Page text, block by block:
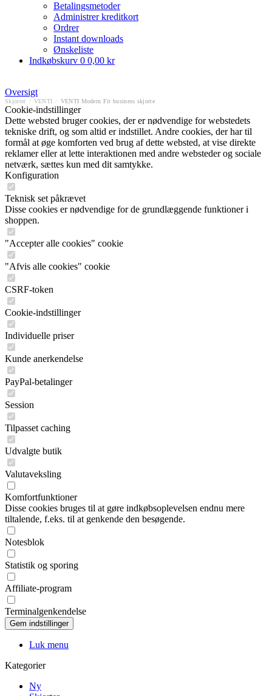
Betalingsmetoder
Administrer kreditkort
Ordrer
Instant downloads
Ønskeliste
Indkøbskurv 0 0,00 kr
Oversigt
Skjorter VENTI VENTI Modern Fit business skjorte
Cookie-indstillinger
Dette websted bruger cookies, der er nødvendige for webstedets
tekniske drift, og som altid er indstillet. Andre cookies, der har til
formål at øge komforten ved brug af dette websted, at vise direkte
reklamer eller at lette interaktionen med andre websteder og sociale
netværk, sættes kun med dit samtykke.
Konfiguration
Teknisk set påkrævet
Disse cookies er nødvendige for de grundlæggende funktioner i
shoppen.
"Accepter alle cookies" cookie
"Afvis alle cookies" cookie
CSRF-token
Cookie-indstillinger
Individuelle priser
Kunde anerkendelse
PayPal-betalinger
Session
Tilpasset caching
Udvalgte butik
Valutaveksling
Komfortfunktioner
Disse cookies bruges til at gøre indkøbsoplevelsen endnu mere
tiltalende, f.eks. til at genkende den besøgende.
Notesblok
Statistik og sporing
Affiliate-program
Terminalgenkendelse
Luk menu
Kategorier
Ny